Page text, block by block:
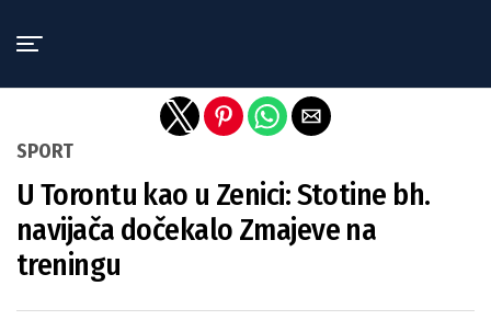
SPORT
U Torontu kao u Zenici: Stotine bh.
navijača dočekalo Zmajeve na
treningu